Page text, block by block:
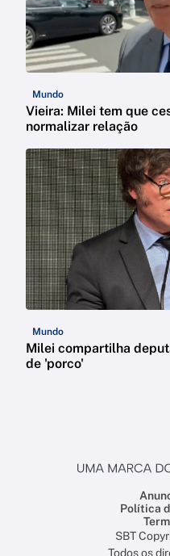
Mundo
Vieira: Milei tem que
normalizar relação
Mundo
Milei compartilha
de 'porco'
Política
SBT
Todos os